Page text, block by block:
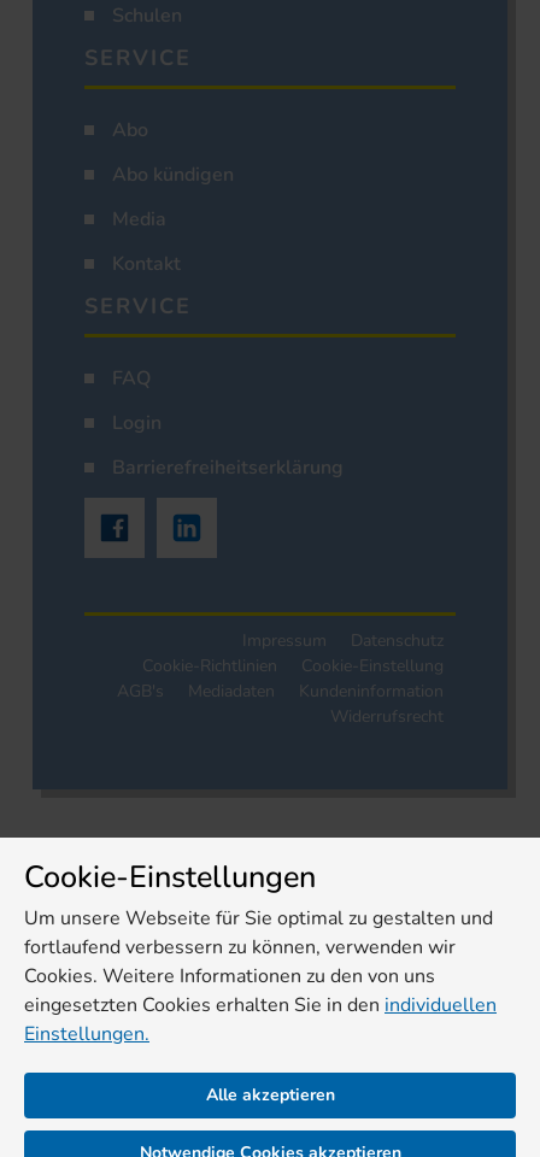
Schulen
SERVICE
Abo
Abo kündigen
Media
Kontakt
SERVICE
FAQ
Login
Barrierefreiheitserklärung
Impressum
Datenschutz
Cookie-Richtlinien
Cookie-Einstellung
AGB's
Mediadaten
Kundeninformation
Widerrufsrecht
Cookie-Einstellungen
Um unsere Webseite für Sie optimal zu gestalten und
fortlaufend verbessern zu können, verwenden wir
Cookies. Weitere Informationen zu den von uns
eingesetzten Cookies erhalten Sie in den individuellen
Einstellungen.
Alle akzeptieren